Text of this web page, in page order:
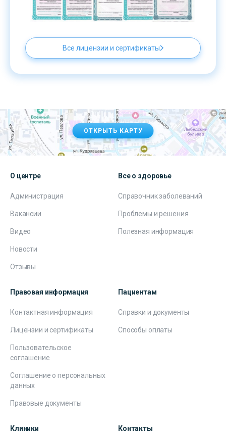
Все лицензии и сертификаты
ОТКРЫТЬ КАРТУ
О центре
Администрация
Вакансии
Видео
Новости
Отзывы
Все о здоровье
Справочник заболеваний
Проблемы и решения
Полезная информация
Правовая информация
Контактная информация
Лицензии и сертификаты
Пользовательское
соглашение
Соглашение о персональных
данных
Правовые документы
Пациентам
Справки и документы
Способы оплаты
Клиники Контакты